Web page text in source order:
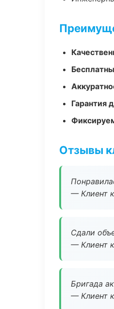
Гарантия
Отзывы
— Клиент
Сдали
— Клиент
Бригада
— Клиент